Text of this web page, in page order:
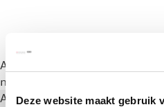
Deze website maakt gebruik
A rendering error occurred:
not a function
A rendering error occurred: